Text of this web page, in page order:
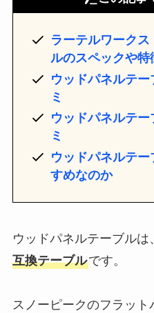
ラーテルワーク
ルのスペックや特
ウッドパネルテ
ミ
ウッドパネルテ
ミ
ウッドパネルテ
すめなのか
ウッドパネルテーブルは、
互換テーブルです。
スノーピークのフラット